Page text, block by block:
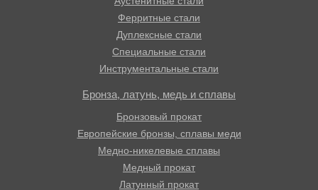
Ферритные стали
Дуплексные стали
Специальные стали
Инструментальные стали
Бронза, латунь, медь и сплавы
Бронзовый прокат
Европейские бронзы, сплавы меди
Медно-никелевые сплавы
Медный прокат
Латунный прокат